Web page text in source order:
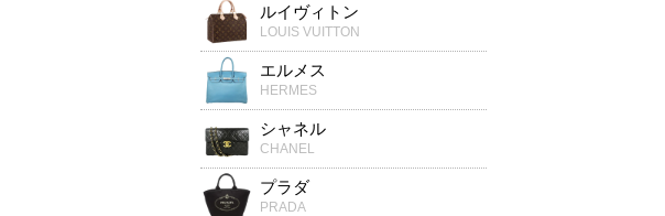
ルイヴィトン
LOUIS VUITTON
エルメス
HERMES
シャネル
CHANEL
プラダ
PRADA